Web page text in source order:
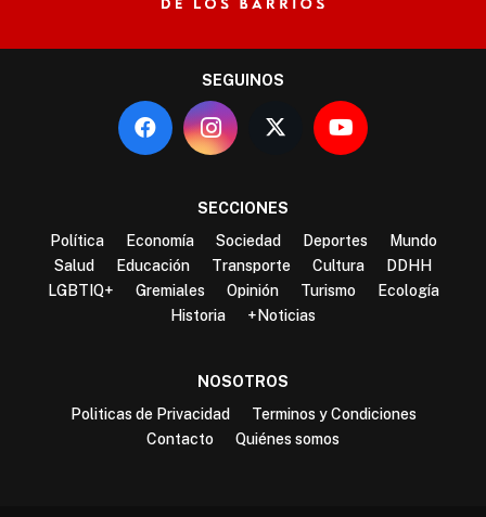
SEGUINOS
SECCIONES
Política
Economía Sociedad Deportes
Mundo
Salud
Educación Transporte Cultura
DDHH
LGBTIQ+
Gremiales Opinión Turismo
Ecología
Historia
+Noticias
NOSOTROS
Politicas de Privacidad
Terminos y Condiciones
Contacto
Quiénes somos